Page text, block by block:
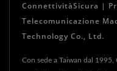
ConnettivitàSicura |
Telecomunicazione
Technology Co., Ltd.
Con sede a Taiwan dal 1995,